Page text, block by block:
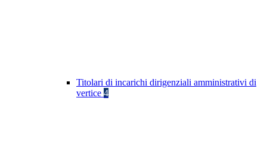
Titolari di incarichi dirigenziali amministrativi di
vertice 4